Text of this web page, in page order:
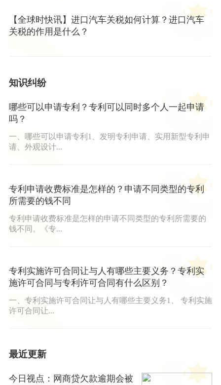
【全球时快讯】进口汽车关税如何计算？进口汽车
关税的作用是什么？
知识纠纷
哪些可以申请专利？专利可以同时多个人一起申请
吗？
一、哪些可以申请专利1、发明专利申请、实用新型专利申
请、外观设计...
专利申请收费标准是怎样的？申请不同类型的专利
所需要的钱不同
专利申请收费标准是怎样的申请不同类型的专利所需要的
钱不同。《专...
专利实施许可合同让与人有哪些主要义务？专利实
施许可合同与专利许可合同有什么区别？
一、专利实施许可合同让与人有哪些主要义务1、 专利实施
许可合同让...
最近更新
今日视点：网商贷欠款逾期会被